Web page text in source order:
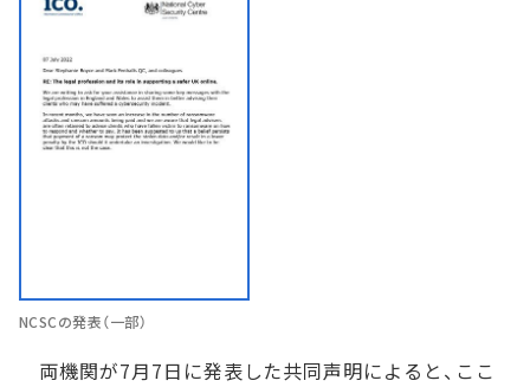
NCSCの発表（一部）
両機関が7月7日に発表した共同声明によると、ここ